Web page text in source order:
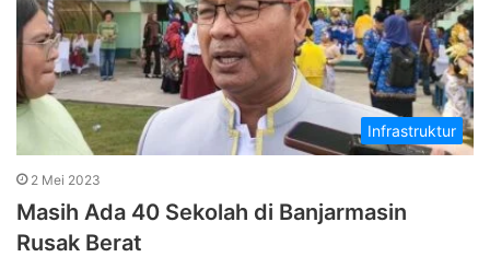
Infrastruktur
2 Mei 2023
Masih Ada 40 Sekolah di Banjarmasin
Rusak Berat